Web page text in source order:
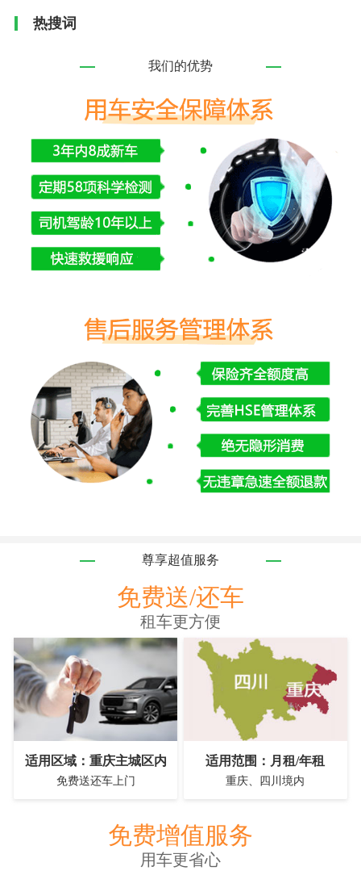
热搜词
我们的优势
尊享超值服务
免费送/还车
租车更方便
适用区域：重庆主城区内
免费送还车上门
适用范围：月租/年租
重庆、四川境内
免费增值服务
用车更省心